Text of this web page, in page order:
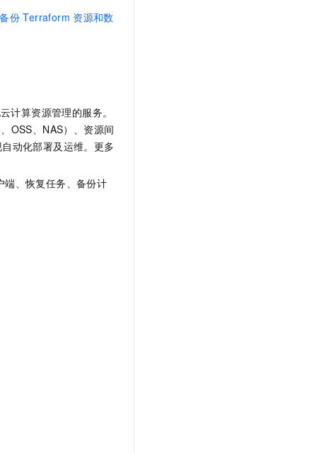
份 Terraform 资源和数
算资源管理的服务。
OSS、NAS）、资源间
动化部署及运维。更多
端、恢复任务、备份计